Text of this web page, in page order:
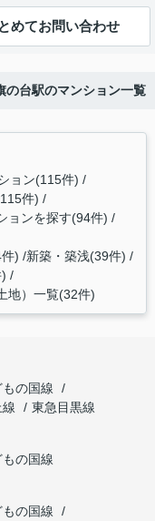
めてお問い合わせ
の台駅のマンション一覧
ョン(115件)
件)
ョンを探す(94件)
) 新築・築浅(39件)
地）一覧(32件)
の国線
東急目黒線
の国線
の国線